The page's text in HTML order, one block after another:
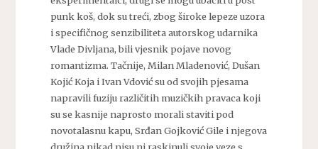
punk koš, dok su treći, zbog široke lepeze uzora
i specifičnog senzibiliteta autorskog udarnika
Vlade Divljana, bili vjesnik pojave novog
romantizma. Tačnije, Milan Mladenović, Dušan
Kojić Koja i Ivan Vdović su od svojih pjesama
napravili fuziju različitih muzičkih pravaca koji
su se kasnije naprosto morali staviti pod
novotalasnu kapu, Srđan Gojković Gile i njegova